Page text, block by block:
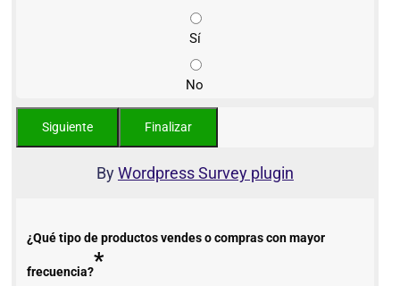
Sí
No
ByWordpress Survey plugin
¿Qué tipo de productos vendes o compras con mayor
frecuencia?*